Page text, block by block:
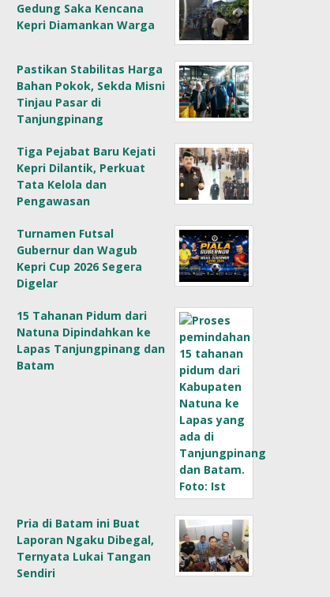
Gedung Saka Kencana
Kepri Diamankan Warga
Pastikan Stabilitas Harga
Bahan Pokok, Sekda Misni
Tinjau Pasar di
Tanjungpinang
Tiga Pejabat Baru Kejati
Kepri Dilantik, Perkuat
Tata Kelola dan
Pengawasan
Turnamen Futsal
Gubernur dan Wagub
Kepri Cup 2026 Segera
Digelar
15 Tahanan Pidum dari
Natuna Dipindahkan ke
Lapas Tanjungpinang dan
Batam
Pria di Batam ini Buat
Laporan Ngaku Dibegal,
Ternyata Lukai Tangan
Sendiri